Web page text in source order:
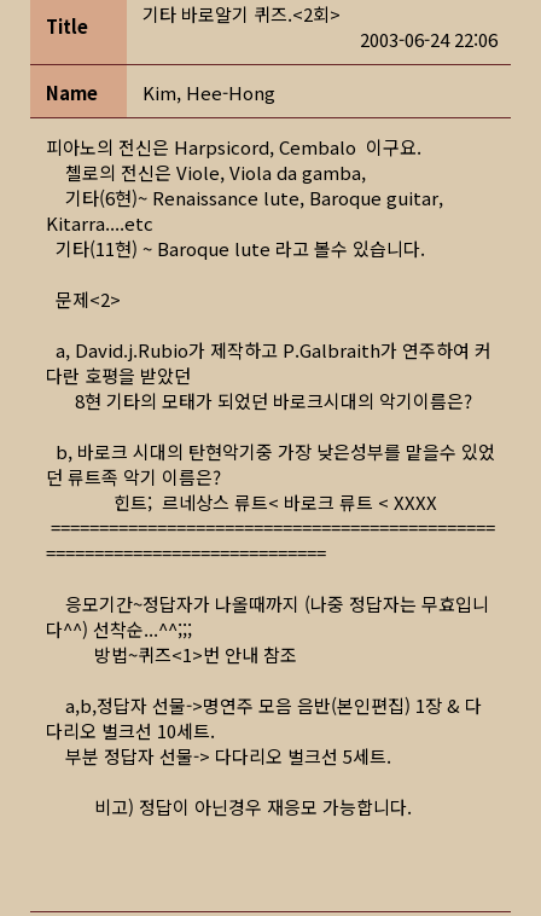
Title
기타 바로알기 퀴즈.<2회>
2003-06-24 22:06
Name Kim, Hee-Hong
피아노의 전신은 Harpsicord, Cembalo 이구요.
첼로의 전신은 Viole, Viola da gamba,
기타(6현)~ Renaissance lute, Baroque guitar,
Kitarra....etc
기타(11현) ~ Baroque lute 라고 볼수 있습니다.
문제<2>
a, David.j.Rubio가 제작하고 P.Galbraith가 연주하여 커
다란 호평을 받았던
8현 기타의 모태가 되었던 바로크시대의 악기이름은?
b, 바로크 시대의 탄현악기중 가장 낮은성부를 맡을수 있었
던 류트족 악기 이름은?
힌트; 르네상스 류트< 바로크 류트 < XXXX
==============================================
=============================
응모기간~정답자가 나올때까지 (나중 정답자는 무효입니
다^^) 선착순...^^;;;
방법~퀴즈<1>번 안내 참조
a,b,정답자 선물->명연주 모음 음반(본인편집) 1장 & 다
다리오 벌크선 10세트.
부분 정답자 선물-> 다다리오 벌크선 5세트.
비고) 정답이 아닌경우 재응모 가능합니다.